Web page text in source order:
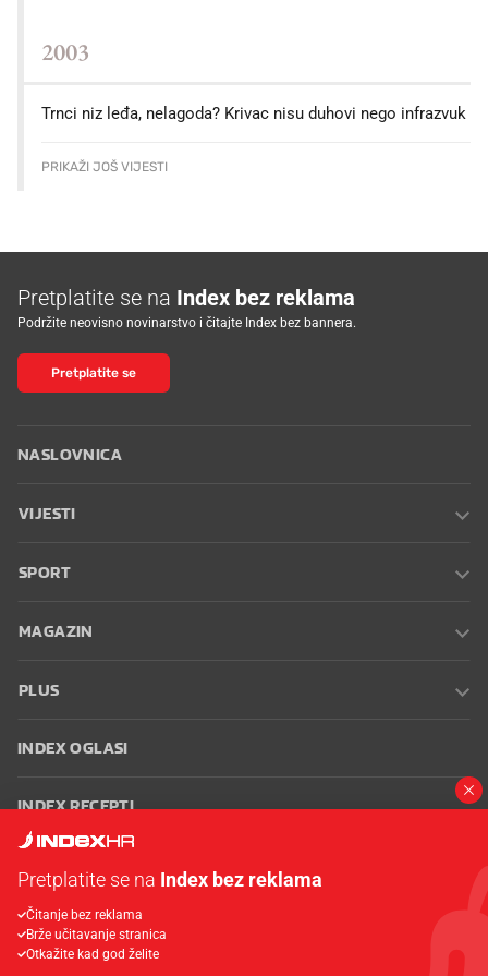
2003
Trnci niz leđa, nelagoda? Krivac nisu duhovi nego infrazvuk
PRIKAŽI JOŠ VIJESTI
Pretplatite se na Index bez reklama
Podržite neovisno novinarstvo i čitajte Index bez bannera.
Pretplatite se
NASLOVNICA
VIJESTI
SPORT
MAGAZIN
PLUS
INDEX OGLASI
INDEX RECEPTI
Oglašavanje Zaposli se na Indexu
korištenja
Postavke kolačića
Pretplatite se na Index bez reklama
Čitanje bez reklama
Brže učitavanje stranica
Otkažite kad god želite